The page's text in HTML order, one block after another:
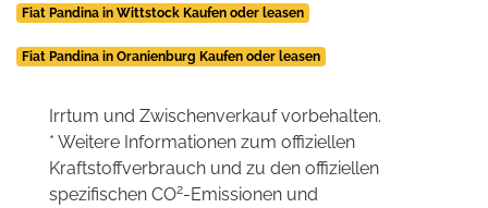
Fiat Pandina in Wittstock Kaufen oder leasen
Fiat Pandina in Oranienburg Kaufen oder leasen
Irrtum und Zwischenverkauf vorbehalten.
* Weitere Informationen zum offiziellen
Kraftstoffverbrauch und zu den offiziellen
spezifischen CO2-Emissionen und